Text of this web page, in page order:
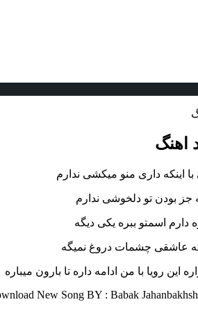
اهنگ
اینکه داری منو میکشی ندارم
جز بودن تو دلخوشی ندارم
دارم اسمتو ببره یکی دیگه
عاشقی چشمات دروغ نمیگه
رویا با من ادامه داره تا بارون میباره
New Song BY : Babak